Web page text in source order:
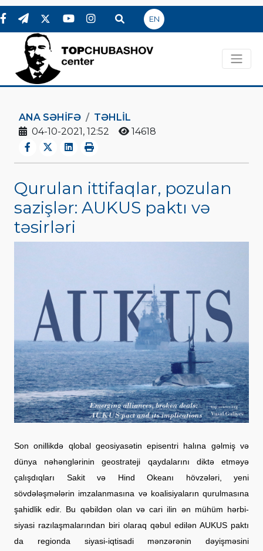
EN
ANA SƏHIFƏ
TƏHLİL
04-10-2021, 12:52
14618
Qurulan ittifaqlar, pozulan
sazişlər: AUKUS paktı və
təsirləri
Son onillikdə qlobal geosiyasətin episentri halına gəlmiş və
dünya nəhənglərinin geostrateji qaydalarını diktə etməyə
çalışdıqları Sakit və Hind Okeanı hövzələri, yeni
sövdələşmələrin imzalanmasına və koalisiyaların qurulmasına
şahidlik edir. Bu qəbildən olan və cari ilin ən mühüm hərbi-
siyasi razılaşmalarından biri olaraq qəbul edilən AUKUS paktı
da regionda siyasi-iqtisadi mənzərənin dəyişməsini